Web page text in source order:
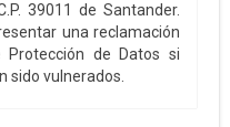
39011 de Santander.
una reclamación
de Datos si
sido vulnerados.